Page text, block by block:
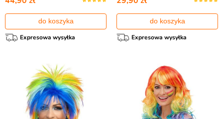
do koszyka
Expresowa wysyłka
do koszyka
Expresowa wysyłka